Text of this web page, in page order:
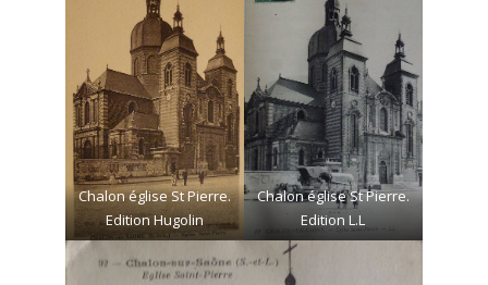
Chalon église St Pierre.
Edition Hugolin
Chalon église St Pierre.
Edition L.L